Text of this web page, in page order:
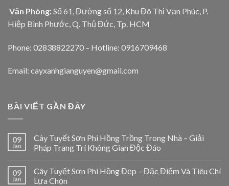
Văn Phòng: Số 61, Đường số 12, Khu Đô Thị Vạn Phúc, P.
Hiệp Bình Phước, Q. Thủ Đức, Tp. HCM
Phone: 02838822270 – Hotline: 0916709468
Email: cayxanhgianguyen@gmail.com
BÀI VIẾT GẦN ĐÂY
09
Jan
Cây Tuyết Sơn Phi Hồng Trồng Trong Nhà – Giải
Pháp Trang Trí Không Gian Độc Đáo
09
Jan
Cây Tuyết Sơn Phi Hồng Đẹp – Đặc Điểm Và Tiêu Chí
Lựa Chọn